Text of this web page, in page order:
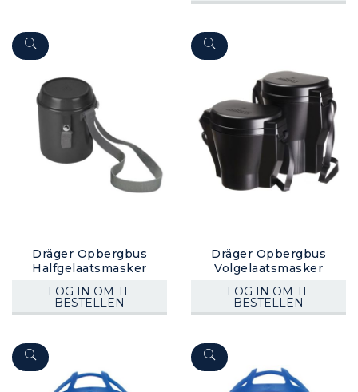
Dräger Opbergbus
Halfgelaatsmasker
LOG IN OM TE
BESTELLEN
Dräger Opbergbus
Volgelaatsmasker
LOG IN OM TE
BESTELLEN